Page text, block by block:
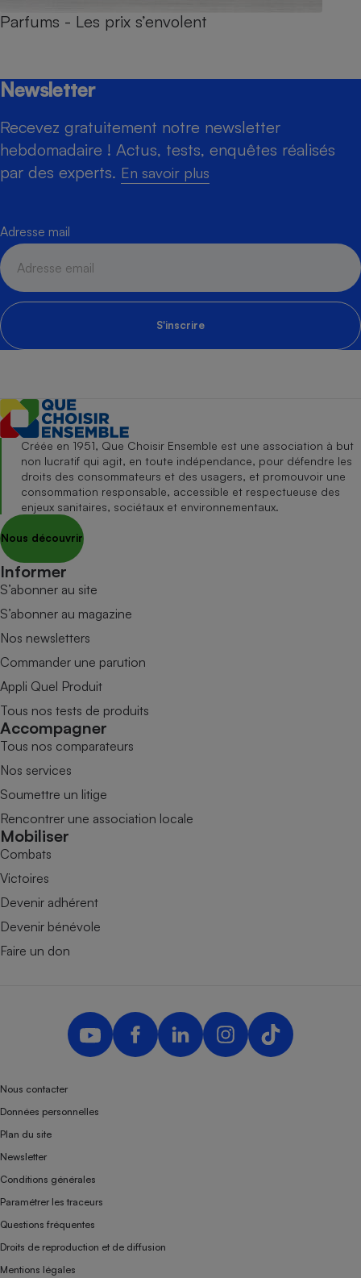
Parfums - Les prix s’envolent
Newsletter
Recevez gratuitement notre newsletter
hebdomadaire ! Actus, tests, enquêtes réalisés
par des experts. En savoir plus
Adresse mail
S'inscrire
Créée en 1951, Que Choisir Ensemble est une association à but
non lucratif qui agit, en toute indépendance, pour défendre les
droits des consommateurs et des usagers, et promouvoir une
consommation responsable, accessible et respectueuse des
enjeux sanitaires, sociétaux et environnementaux.
Nous découvrir
Informer
S’abonner au site
S’abonner au magazine
Nos newsletters
Commander une parution
Appli Quel Produit
Tous nos tests de produits
Accompagner
Tous nos comparateurs
Nos services
Soumettre un litige
Rencontrer une association locale
Mobiliser
Combats
Victoires
Devenir adhérent
Devenir bénévole
Faire un don
Nous contacter
Données personnelles
Plan du site
Newsletter
Conditions générales
Paramétrer les traceurs
Questions fréquentes
Droits de reproduction et de diffusion
Mentions légales